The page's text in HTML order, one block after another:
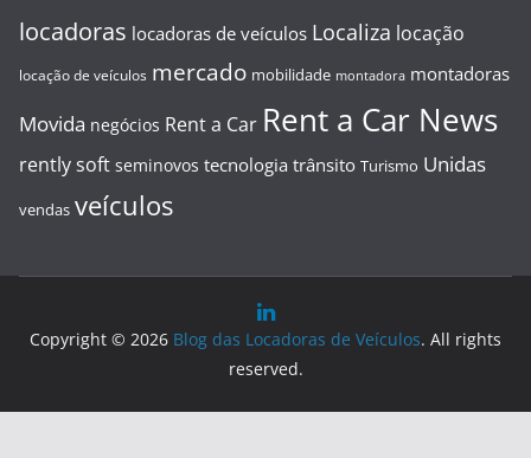
locadoras locadoras de veículos Localiza locação
locação de veículos mercado mobilidade montadora montadoras
Movida negócios Rent a Car Rent a Car News
rently soft seminovos tecnologia trânsito Turismo Unidas
vendas veículos
Copyright © 2026 Blog das Locadoras de Veículos. All rights
reserved.